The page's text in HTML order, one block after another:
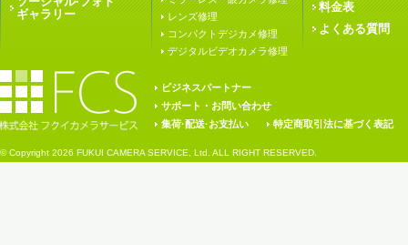
ギャラリー
レンズ修理
コンパクトデジカメ修理
デジタルビデオカメラ修理
料金表
よくある質問
ビジネスパートナー
サポート・お問い合わせ
集荷·配送·お支払い
特定商取引法に基づく表記
© Copyright 2026 FUKUI CAMERA SERVICE, Ltd. ALL RIGHT RESERVED.